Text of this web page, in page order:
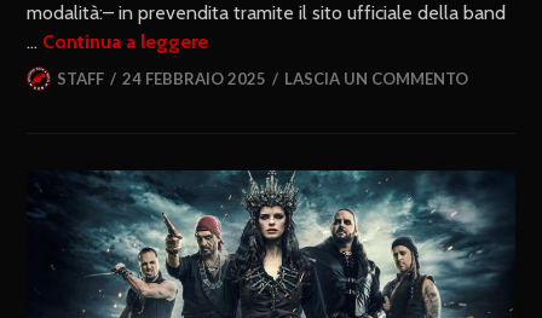
modalità:– in prevendita tramite il sito ufficiale della band
… Continua a leggere
STAFF 24 FEBBRAIO 2025 LASCIA UN COMMENTO